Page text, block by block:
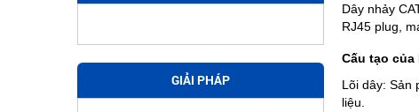
GIẢI PHÁP
Dây nhảy
RJ45 plug,
Cấu tạo của
Lõi dây: Sản
liệu.